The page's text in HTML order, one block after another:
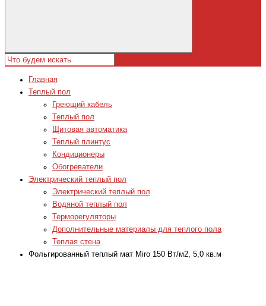
Главная
Теплый пол
Греющий кабель
Теплый пол
Щитовая автоматика
Теплый плинтус
Кондиционеры
Обогреватели
Электрический теплый пол
Электрический теплый пол
Водяной теплый пол
Терморегуляторы
Дополнительные материалы для теплого пола
Теплая стена
Фольгированный теплый мат Miro 150 Вт/м2, 5,0 кв.м